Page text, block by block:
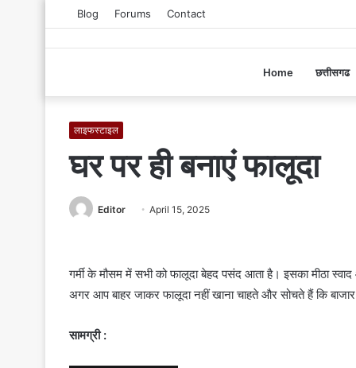
Blog Forums Contact
Home छत्तीसगढ
लाइफस्टाइल
घर पर ही बनाएं फालूदा
Editor
d
April 15, 2025
गर्मी के मौसम में सभी को फालूदा बेहद पसंद आता है। इसका मीठा
अगर आप बाहर जाकर फालूदा नहीं खाना चाहते और सोचते हैं कि
सामग्री :